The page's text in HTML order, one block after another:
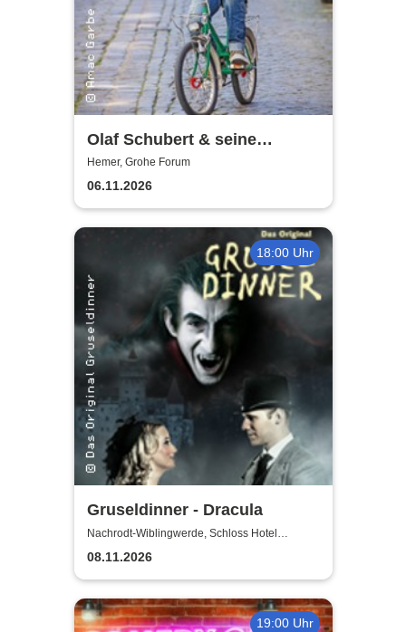
Olaf Schubert & seine
Freunde - Jetzt oder now!
Hemer, Grohe Forum
06.11.2026
18:00 Uhr
Gruseldinner - Dracula
Nachrodt-Wiblingwerde, Schloss Hotel
Holzrichter
08.11.2026
19:00 Uhr